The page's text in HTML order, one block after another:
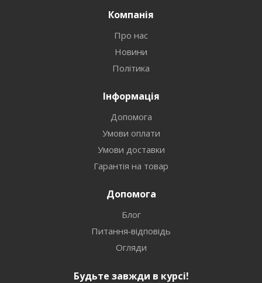
Компанія
Про нас
Новини
Політика
Інформація
Допомога
Умови оплати
Умови доставки
Гарантія на товар
Допомога
Блог
Питання-відповідь
Огляди
Будьте завжди в курсі!